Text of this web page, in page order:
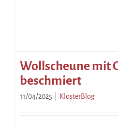
Wollscheune mit
beschmiert
11/04/2025 KlosterBlog